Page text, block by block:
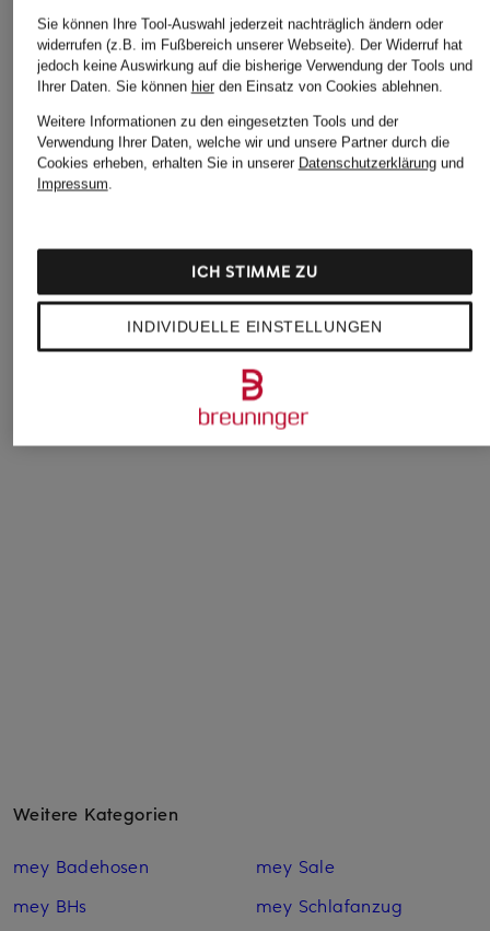
Schalen-BH
78 € 59 €
Weitere Kategorien
mey Badehosen
mey BHs
mey Sale
mey Schlafanzug
Sie können Ihre Tool-Auswahl jederzeit nachträglich ändern oder
widerrufen (z.B. im Fußbereich unserer Webseite). Der Widerruf hat
jedoch keine Auswirkung auf die bisherige Verwendung der Tools und
Ihrer Daten. Sie können hierden Einsatz von Cookies ablehnen.
Weitere Informationen zu den eingesetzten Tools und der
Verwendung Ihrer Daten, welche wir und unsere Partner durch die
Cookies erheben, erhalten Sie in unserer Datenschutzerklärungund
Impressum.
INDIVIDUELLE EINSTELLUNGEN
ICH STIMME ZU